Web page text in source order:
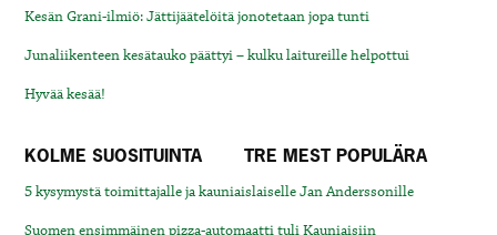
Kesän Grani-ilmiö: Jättijäätelöitä jonotetaan jopa tunti
Junaliikenteen kesätauko päättyi – kulku laitureille helpottui
Hyvää kesää!
KOLME SUOSITUINTA TRE MEST POPULÄRA
5 kysymystä toimittajalle ja kauniaislaiselle Jan Anderssonille
Suomen ensimmäinen pizza-automaatti tuli Kauniaisiin